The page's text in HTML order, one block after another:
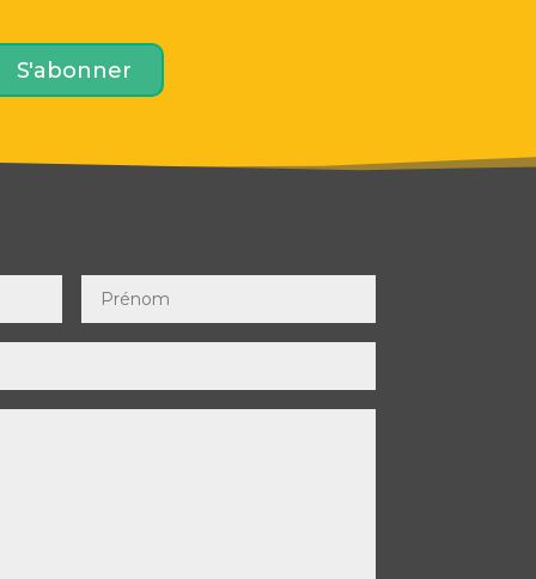
S'abonner